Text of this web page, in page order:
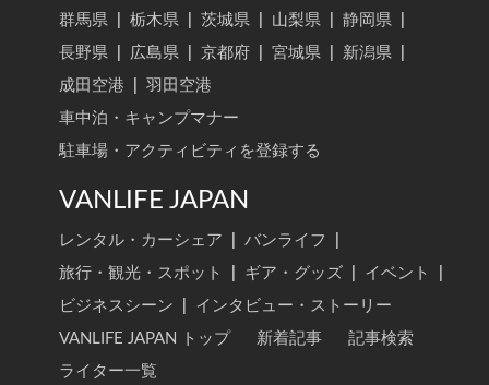
群馬県
栃木県 茨城県 山梨県 静岡県
長野県
広島県 京都府 宮城県 新潟県
成田空港
羽田空港
車中泊・キャンプマナー
駐車場・アクティビティを登録する
VANLIFE JAPAN
レンタル・カーシェア バンライフ
旅行・観光・スポット
ギア・グッズ イベント
ビジネスシーン
インタビュー・ストーリー
VANLIFE JAPAN トップ
新着記事
記事検索
ライター一覧